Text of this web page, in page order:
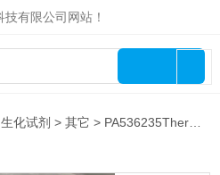
有限公司网站！
生化试剂 >其它 > PA536235Thermo ADDUCIN GAMMA 100 UL